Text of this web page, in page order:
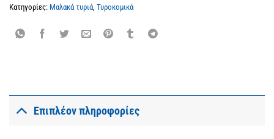
Κατηγορίες: Μαλακά τυριά, Τυροκομικά
Επιπλέον πληροφορίες